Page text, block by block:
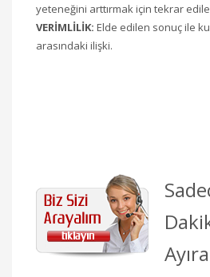
yeteneğini arttırmak için tekrar
VERİMLİLİK: Elde edilen sonuç ile
arasındaki ilişki.